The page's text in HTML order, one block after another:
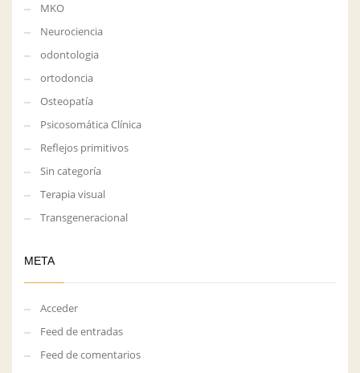
MKO
Neurociencia
odontologia
ortodoncia
Osteopatía
Psicosomática Clínica
Reflejos primitivos
Sin categoría
Terapia visual
Transgeneracional
META
Acceder
Feed de entradas
Feed de comentarios